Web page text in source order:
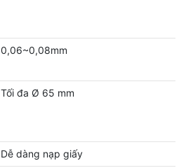
0,06~0,08mm
Tối đa Ø 65 mm
Dễ dàng nạp giấy